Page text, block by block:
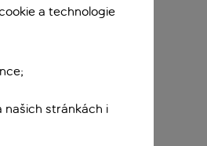
a technologie
našich stránkách i